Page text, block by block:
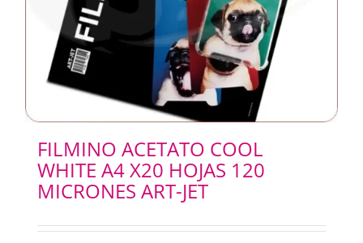
FILMINO ACETATO COOL
WHITE A4 X20 HOJAS 120
MICRONES ART-JET